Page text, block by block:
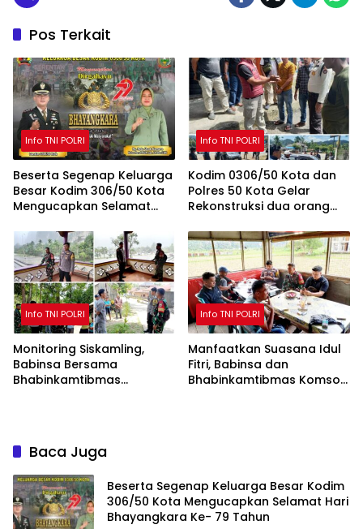
Pos Terkait
Info TNI POLRI
Beserta Segenap Keluarga
Besar Kodim 306/50 Kota
Mengucapkan Selamat
Tahun
Info TNI POLRI
Kodim 0306/50 Kota dan
Polres 50 Kota Gelar
Rekonstruksi dua orang
Narkoba
Info TNI POLRI
Monitoring Siskamling,
Babinsa Bersama
Bhabinkamtibmas
Info TNI POLRI
Manfaatkan Suasana Idul
Fitri, Babinsa dan
Bhabinkamtibmas Komsos
Baca Juga
Beserta Segenap Keluarga Besar Kodim
306/50 Kota Mengucapkan Selamat Hari
Bhayangkara Ke- 79 Tahun